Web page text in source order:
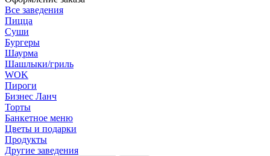
Все заведения
Пицца
Суши
Бургеры
Шаурма
Шашлыки/гриль
WOK
Пироги
Бизнес Ланч
Торты
Банкетное меню
Цветы и подарки
Продукты
Другие заведения